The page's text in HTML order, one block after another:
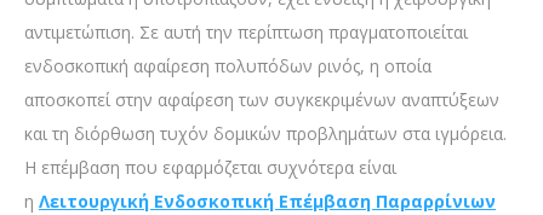
αντιμετώπιση. Σε αυτή την περίπτωση πραγματοποιείται
ενδοσκοπική αφαίρεση πολυπόδων ρινός, η οποία
αποσκοπεί στην αφαίρεση των συγκεκριμένων αναπτύξεων
και τη διόρθωση τυχόν δομικών προβλημάτων στα ιγμόρεια.
Η επέμβαση που εφαρμόζεται συχνότερα είναι
η Λειτουργική Ενδοσκοπική Επέμβαση Παραρρίνιων